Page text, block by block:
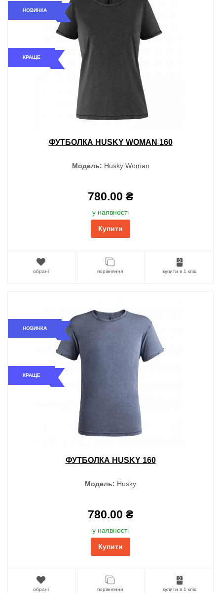
НОВИНКА
КРАЩЕ
ФУТБОЛКА HUSKY WOMAN 160
Модель: Husky Woman
780.00 ₴
у наявності
Купити
обрані порівняння купити в 1 клік
НОВИНКА
КРАЩЕ
ФУТБОЛКА HUSKY 160
Модель: Husky
780.00 ₴
у наявності
Купити
обрані порівняння купити в 1 клік